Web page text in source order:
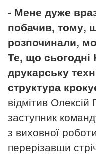
- Мене дуже
побачив, тому,
розпочинали,
Те, що сьогодні
друкарську
структура
відмітив
заступник
з виховної
перерізавши